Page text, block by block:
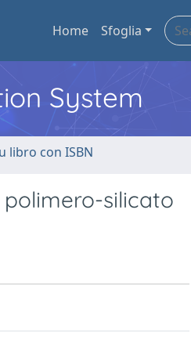
Home Sfoglia
System
libro con ISBN
silicato